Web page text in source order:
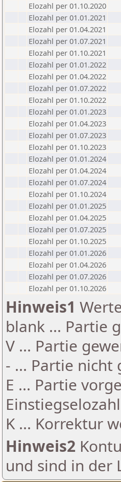
Elozahl per 01.10.2020
Elozahl per 01.01.2021
Elozahl per 01.04.2021
Elozahl per 01.07.2021
Elozahl per 01.10.2021
Elozahl per 01.01.2022
Elozahl per 01.04.2022
Elozahl per 01.07.2022
Elozahl per 01.10.2022
Elozahl per 01.01.2023
Elozahl per 01.04.2023
Elozahl per 01.07.2023
Elozahl per 01.10.2023
Elozahl per 01.01.2024
Elozahl per 01.04.2024
Elozahl per 01.07.2024
Elozahl per 01.10.2024
Elozahl per 01.01.2025
Elozahl per 01.04.2025
Elozahl per 01.07.2025
Elozahl per 01.10.2025
Elozahl per 01.01.2026
Elozahl per 01.04.2026
Elozahl per 01.07.2026
Elozahl per 01.10.2026
Hinweis1
blank ... Partie
V ... Partie
- ... Partie nicht
E ... Partie
K ... Korrektur
Hinweis2
und sind in der